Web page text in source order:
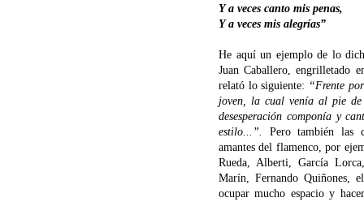
Y a veces canto mis penas,
Y a veces mis alegrías”
He aquí un ejemplo de lo
Juan Caballero, engrilletado
relató lo siguiente: “Frente
joven, la cual venía al pie
desesperación componía y
estilo...”.
Pero también las
amantes del flamenco, por
Rueda, Alberti, García
Marín, Fernando Quiñones,
ocupar mucho espacio y